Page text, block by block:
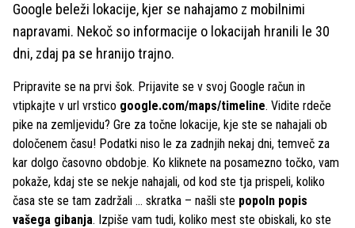
Google beleži lokacije, kjer se nahajamo z mobilnimi
napravami. Nekoč so informacije o lokacijah hranili le 30
dni, zdaj pa se hranijo trajno.
Pripravite se na prvi šok. Prijavite se v svoj Google račun in
vtipkajte v url vrstico google.com/maps/timeline. Vidite rdeče
pike na zemljevidu? Gre za točne lokacije, kje ste se nahajali ob
določenem času! Podatki niso le za zadnjih nekaj dni, temveč za
kar dolgo časovno obdobje. Ko kliknete na posamezno točko, vam
pokaže, kdaj ste se nekje nahajali, od kod ste tja prispeli, koliko
časa ste se tam zadržali ... skratka – našli ste popoln popis
vašega gibanja. Izpiše vam tudi, koliko mest ste obiskali, ko ste